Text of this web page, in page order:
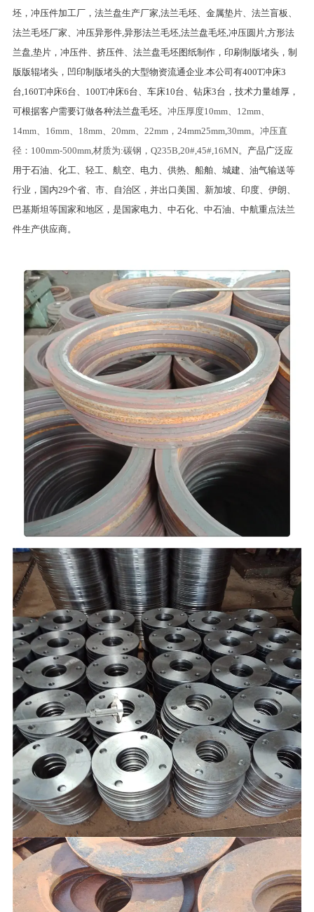
坯，冲压件加工厂，法兰盘生产厂家,法兰毛坯、金属垫片、法兰盲板、
法兰毛坯厂家、冲压异形件,异形法兰毛坯,法兰盘毛坯,冲压圆片,方形法
兰盘,垫片，冲压件、挤压件、法兰盘毛坯图纸制作，印刷制版堵头，制
版版辊堵头，凹印制版堵头的大型物资流通企业.本公司有400T冲床3
台,160T冲床6台、100T冲床6台、车床10台、钻床3台，技术力量雄厚，
可根据客户需要订做各种法兰盘毛坯。 冲压厚度10mm、12mm、
14mm、16mm、18mm、20mm、22mm，24mm25mm,30mm。冲压直
径：100mm-500mm,材质为:碳钢，Q235B,20#,45#,16MN。 产品广泛应
用于石油、化工、轻工、航空、电力、供热、船舶、城建、油气输送等
行业，国内29个省、市、自治区，并出口美国、新加坡、印度、伊朗、
巴基斯坦等国家和地区，是国家电力、中石化、中石油、中航重点法兰
件生产供应商。